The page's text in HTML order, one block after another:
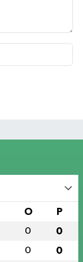
O P
0 0
0 0